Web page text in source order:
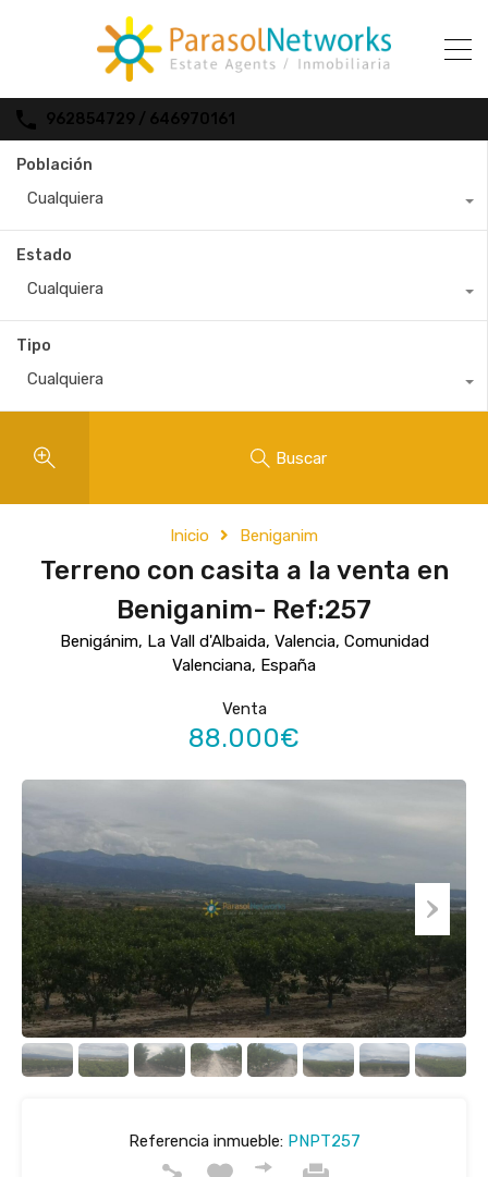
962854729 / 646970161
Población
Cualquiera
Estado
Cualquiera
Tipo
Cualquiera
Buscar
Inicio Beniganim
Terreno con casita a la venta en
Beniganim- Ref:257
Benigánim, La Vall d'Albaida, Valencia, Comunidad
Valenciana, España
Venta
88.000€
Referencia inmueble:PNPT257